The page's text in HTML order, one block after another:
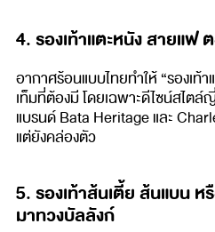
4. รองเท้าแตะหนัง สายแฟ
อากาศร้อนแบบไทยทำให้ “รองเท้
เท็มที่ต้องมี โดยเฉพาะดีไซน์สไต
แบรนด์ Bata Heritage และ
แต่ยังคล่องตัว
5. รองเท้าส้นเตี้ย ส้นแบน
มาทวงบัลลังก์